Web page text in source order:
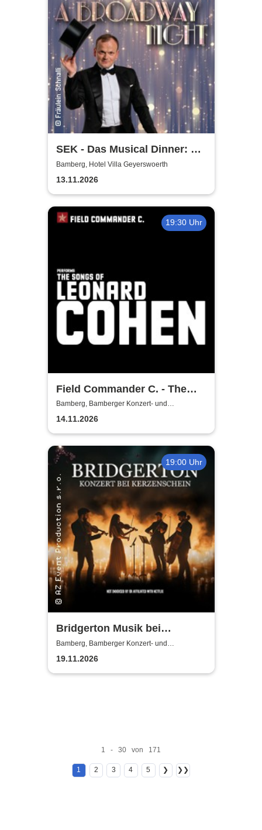
SEK - Das Musical Dinner: A
Broadway Night
Bamberg, Hotel Villa Geyerswoerth
13.11.2026
19:30 Uhr
Field Commander C. - The
Songs of Leonard Cohen
Bamberg, Bamberger Konzert- und
Kongresshalle (Hegelsaal)
14.11.2026
19:00 Uhr
Bridgerton Musik bei
Kerzenschein
Bamberg, Bamberger Konzert- und
Kongresshalle (Hegelsaal)
19.11.2026
1 - 30 von 171
1 2 3 4 5 ❯ ❯❯